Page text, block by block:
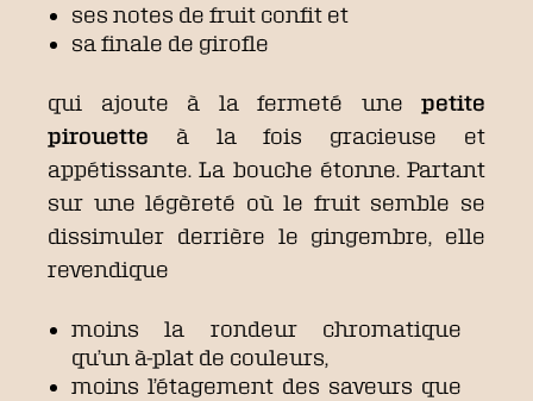
ses notes de fruit confit et
sa finale de girofle
qui ajoute à la fermeté une petite
pirouette à la fois gracieuse et
appétissante. La bouche étonne. Partant
sur une légèreté où le fruit semble se
dissimuler derrière le gingembre, elle
revendique
moins la rondeur chromatique
qu’un à-plat de couleurs,
moins l’étagement des saveurs que